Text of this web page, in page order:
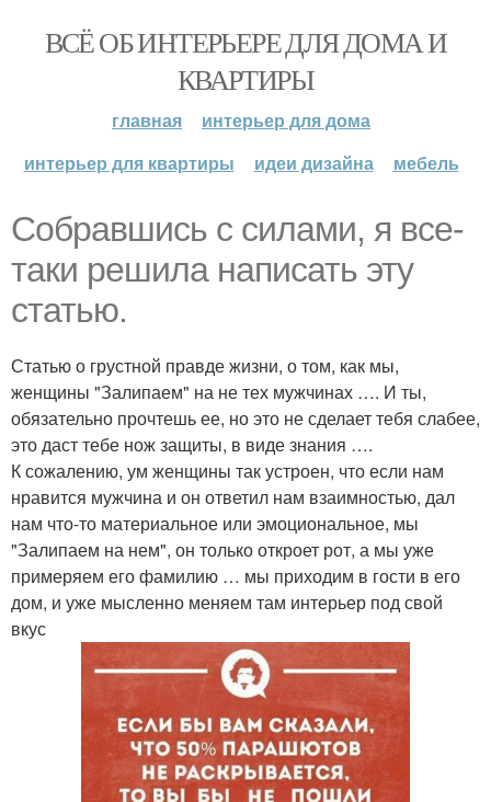
ВСЁ ОБ ИНТЕРЬЕРЕ ДЛЯ ДОМА И
КВАРТИРЫ
главная
интерьер для дома
интерьер для квартиры
идеи дизайна мебель
Собравшись с силами, я все-
таки решила написать эту
статью.
Статью о грустной правде жизни, о том, как мы,
женщины "Залипаем" на не тех мужчинах …. И ты,
обязательно прочтешь ее, но это не сделает тебя слабее,
это даст тебе нож защиты, в виде знания ….
К сожалению, ум женщины так устроен, что если нам
нравится мужчина и он ответил нам взаимностью, дал
нам что-то материальное или эмоциональное, мы
"Залипаем на нем", он только откроет рот, а мы уже
примеряем его фамилию … мы приходим в гости в его
дом, и уже мысленно меняем там интерьер под свой
вкус